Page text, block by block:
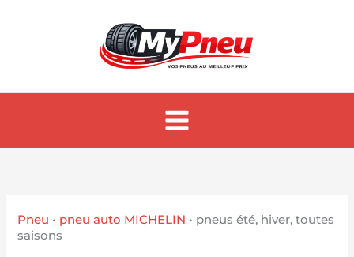
Pneu • pneu auto MICHELIN • pneus été, hiver, toutes
saisons